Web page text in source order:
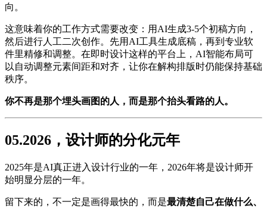
向。
这意味着你的工作方式需要改变：用AI生成3-5个初稿方向，
然后进行人工二次创作。先用AI工具生成底稿，再到专业软
件里精修和调整。在即时设计这样的平台上，AI智能布局可
以自动调整元素间距和对齐，让你在解构排版时仍能保持基础
秩序。
你不再是那个埋头画图的人，而是那个抬头看路的人。
05.2026，设计师的分化元年
2025年是AI真正进入设计行业的一年，2026年将是设计师开
始明显分层的一年。
留下来的，不一定是画得最快的，而是最清楚自己在做什么、